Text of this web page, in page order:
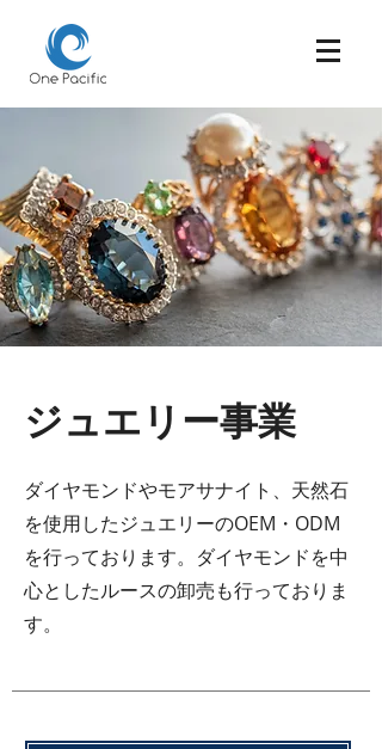
ジュエリー事業
ダイヤモンドやモアサナイト、天然石
を使用したジュエリーのOEM・ODM
を行っております。ダイヤモンドを中
心としたルースの卸売も行っておりま
す。